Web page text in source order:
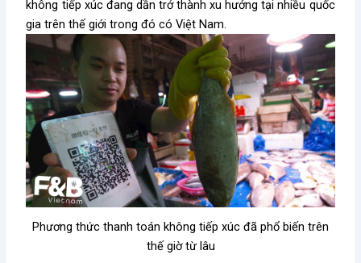
không tiếp xúc đang dần trở thành xu hướng tại nhiều quốc
gia trên thế giới trong đó có Việt Nam.
Phương thức thanh toán không tiếp xúc đã phổ biến trên
thế giờ từ lâu